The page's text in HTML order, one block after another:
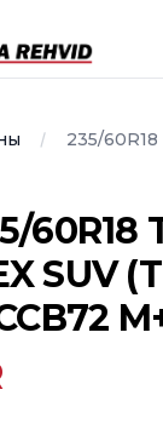
235/60R18
SUV